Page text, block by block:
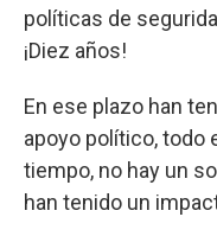
políticas de
¡Diez años!
En ese plazo han
apoyo político, todo
tiempo, no hay un
han tenido un